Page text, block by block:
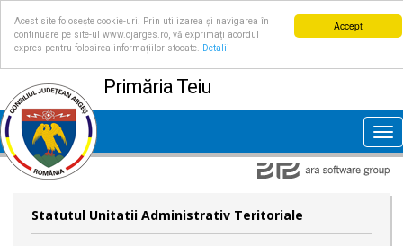
Accept
Acest site folosește cookie-uri. Prin utilizarea și navigarea în
continuare pe site-ul www.cjarges.ro, vă exprimați acordul
expres pentru folosirea informațiilor stocate.
Detalii
Primăria Teiu
Statutul Unitatii Administrativ Teritoriale